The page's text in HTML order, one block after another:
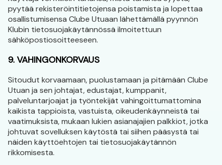
pyytää rekisteröintitietojensa poistamista ja lopettaa
osallistumisensa Clube Utuaan lähettämällä pyynnön
Klubin tietosuojakäytännössä ilmoitettuun
sähköpostiosoitteeseen.
9. VAHINGONKORVAUS
Sitoudut korvaamaan, puolustamaan ja pitämään Clube
Utuan ja sen johtajat, edustajat, kumppanit,
palveluntarjoajat ja työntekijät vahingoittumattomina
kaikista tappioista, vastuista, oikeudenkäynneistä tai
vaatimuksista, mukaan lukien asianajajien palkkiot, jotka
johtuvat sovelluksen käytöstä tai siihen pääsystä tai
näiden käyttöehtojen tai tietosuojakäytännön
rikkomisesta.